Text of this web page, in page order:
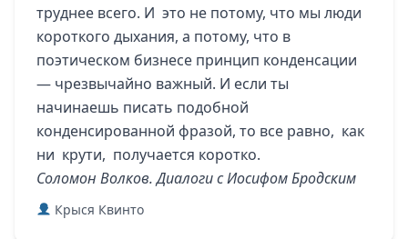
труднее всего. И это не потому, что мы люди
короткого дыхания, а потому, что в
поэтическом бизнесе принцип конденсации
— чрезвычайно важный. И если ты
начинаешь писать подобной
конденсированной фразой, то все равно, как
ни крути, получается коротко.
Соломон Волков. Диалоги с Иосифом Бродским
Крыся Квинто